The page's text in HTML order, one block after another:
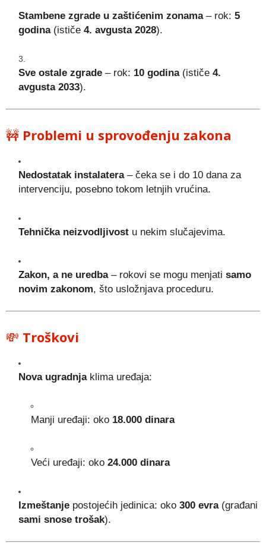
Stambene zgrade u zaštićenim zonama– rok: 5
godina(ističe 4. avgusta 2028).
Sve ostale zgrade – rok: 10 godina(ističe 4.
avgusta 2033).
🚧 Problemi u sprovođenju zakona
Nedostatak instalatera– čeka se i do 10 dana za
intervenciju, posebno tokom letnjih vrućina.
Tehnička neizvodljivost u nekim slučajevima.
Zakon, a ne uredba– rokovi se mogu menjati samo
novim zakonom, što usložnjava proceduru.
💸 Troškovi
Nova ugradnjaklima uređaja:
Manji uređaji: oko 18.000 dinara
Veći uređaji: oko 24.000 dinara
Izmeštanje postojećih jedinica: oko 300 evra(građani
sami snose trošak).